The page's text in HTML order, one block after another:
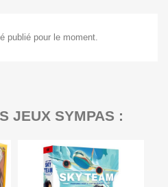
publié pour le moment.
JEUX SYMPAS :